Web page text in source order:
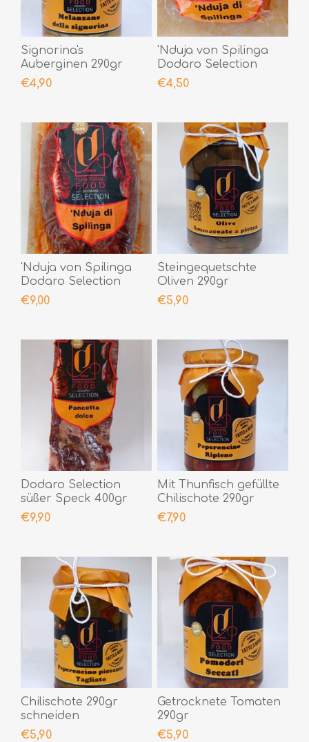
Signorina's
Auberginen 290gr
€4,90
'Nduja von Spilinga
Dodaro Selection
200gr
€4,50
'Nduja von Spilinga
Dodaro Selection
400gr
€9,00
Steingequetschte
Oliven 290gr
€5,90
Dodaro Selection
süßer Speck 400gr
€9,90
Mit Thunfisch gefüllte
Chilischote 290gr
€7,90
Chilischote 290gr
schneiden
€5,90
Getrocknete Tomaten
290gr
€5,90